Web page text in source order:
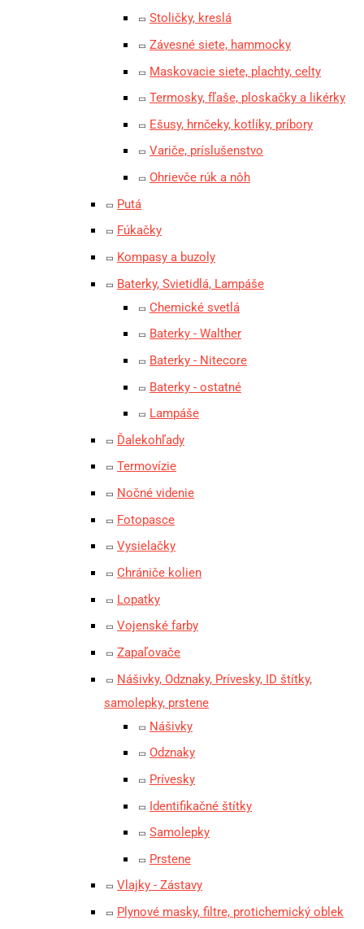
Stoličky, kreslá
Závesné siete, hammocky
Maskovacie siete, plachty, celty
Termosky, fľaše, ploskačky a likérky
Ešusy, hrnčeky, kotlíky, príbory
Variče, príslušenstvo
Ohrievče rúk a nôh
Putá
Fúkačky
Kompasy a buzoly
Baterky, Svietidlá, Lampáše
Chemické svetlá
Baterky - Walther
Baterky - Nitecore
Baterky - ostatné
Lampáše
Ďalekohľady
Termovízie
Nočné videnie
Fotopasce
Vysielačky
Chrániče kolien
Lopatky
Vojenské farby
Zapaľovače
Nášivky, Odznaky, Prívesky, ID štítky,
samolepky, prstene
Nášivky
Odznaky
Prívesky
Identifikačné štítky
Samolepky
Prstene
Vlajky - Zástavy
Plynové masky, filtre, protichemický oblek